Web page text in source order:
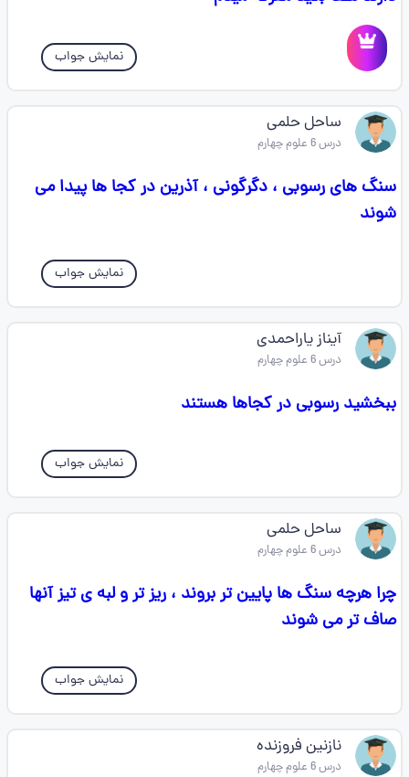
نمایش جواب
ساحل حلمی
درس 6 علوم چهارم
سنگ های رسوبی ، دگرگونی ، آذرین در کجا ها پیدا می
شوند
نمایش جواب
آیناز یاراحمدی
درس 6 علوم چهارم
ببخشید رسوبی در کجاها هستند
نمایش جواب
ساحل حلمی
درس 6 علوم چهارم
چرا هرچه سنگ ها پایین تر بروند ، ریز تر و لبه ی تیز آنها
صاف تر می شوند
نمایش جواب
نازنین فروزنده
درس 6 علوم چهارم